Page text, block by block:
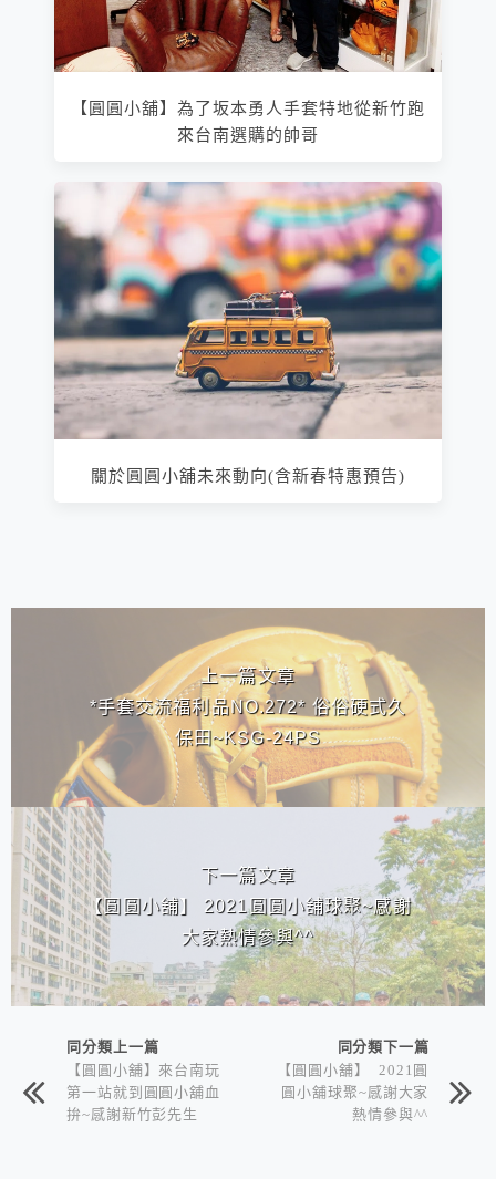
【圓圓小舖】為了坂本勇人手套特地從新竹跑
來台南選購的帥哥
關於圓圓小舖未來動向(含新春特惠預告)
上一篇文章
*手套交流福利品NO.272* 俗俗硬式久
保田~KSG-24PS
下一篇文章
【圓圓小舖】 2021圓圓小舖球聚~感謝
大家熱情參與^^
同分類上一篇
【圓圓小舖】來台南玩
第一站就到圓圓小舖血
拚~感謝新竹彭先生
同分類下一篇
【圓圓小舖】 2021圓
圓小舖球聚~感謝大家
熱情參與^^